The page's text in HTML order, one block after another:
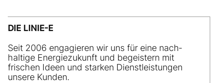
DIE LINIE-E
Seit 2006 engagieren wir uns für eine nach­
haltige Energiezukunft und begeistern mit
frischen Ideen und starken Dienstleistungen
unsere Kunden.